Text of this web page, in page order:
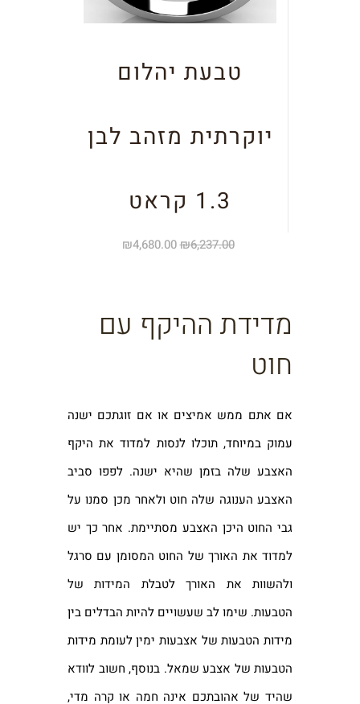
טבעת יהלום
יוקרתית מזהב לבן
1.3 קראט
₪6,237.00
₪4,680.00
מדידת ההיקף עם
חוט
אם אתם ממש אמיצים או אם זוגתכם ישנה
עמוק במיוחד, תוכלו לנסות למדוד את היקף
האצבע שלה בזמן שהיא ישנה. לפפו סביב
האצבע הענוגה שלה חוט ולאחר מכן סמנו על
גבי החוט היכן האצבע מסתיימת. אחר כך יש
למדוד את האורך של החוט המסומן עם סרגל
ולהשוות את האורך לטבלת המידות של
הטבעות. שימו לב שעשויים להיות הבדלים בין
מידות הטבעות של אצבעות ימין לעומת מידות
הטבעות של אצבע שמאל. בנוסף, חשוב לוודא
שהיד של אהובתכם אינה חמה או קרה מדי,